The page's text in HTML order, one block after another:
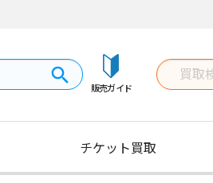
販売ガイド
チケット買取